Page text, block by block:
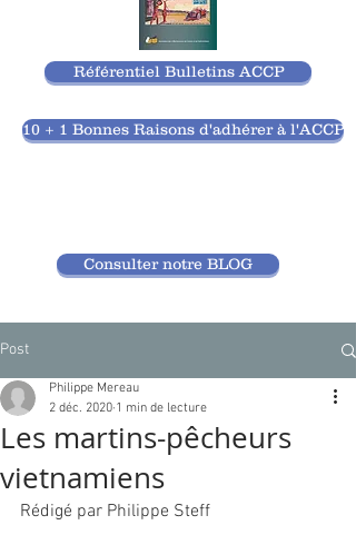
Référentiel Bulletins ACCP
10 + 1 Bonnes Raisons d'adhérer à l'ACCP
Consulter notre BLOG
Post
Les martins-pêcheurs
vietnamiens
Philippe Mereau
2 déc. 2020 1 min de lecture
Rédigé par Philippe Steff